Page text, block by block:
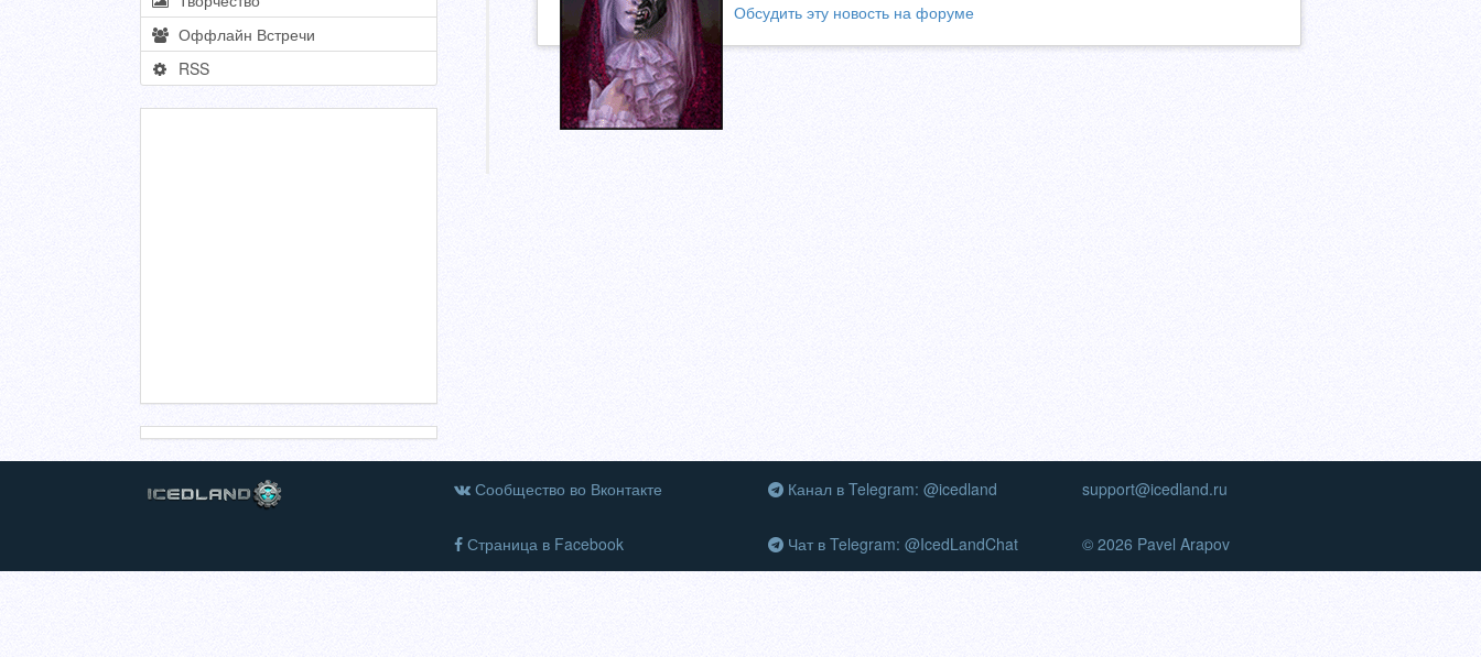
Оффлайн Встречи
RSS
Обсудить эту новость на форуме
Сообщество во Вконтакте
Страница в Facebook
Канал в Telegram: @icedland
Чат в Telegram: @IcedLandChat
support@icedland.ru
© 2026 Pavel Arapov